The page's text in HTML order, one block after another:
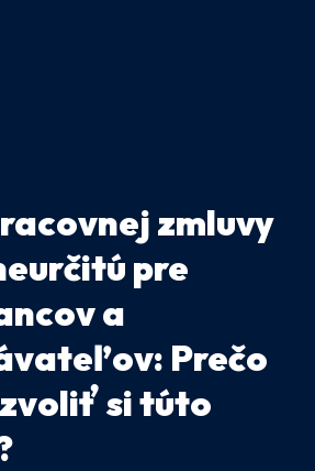
zmluvy
pre
a
Prečo
si túto